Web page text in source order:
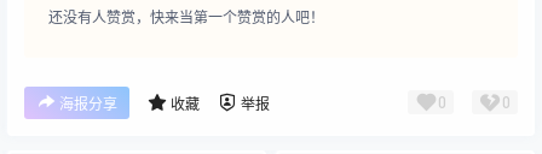
还没有人赞赏，快来当第一个赞赏的人吧！
海报分享 收藏 举报 0 0